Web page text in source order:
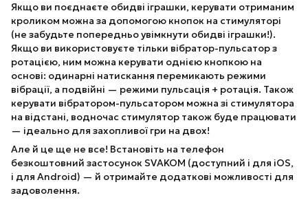
Якщо ви поєднаєте обидві іграшки, керувати отриманим
кроликом можна за допомогою кнопок на стимуляторі
(не забудьте попередньо увімкнути обидві іграшки!).
Якщо ви використовуєте тільки вібратор-пульсатор з
ротацією, ним можна керувати однією кнопкою на
основі: одинарні натискання перемикають режими
вібрації, а подвійні — режими пульсація + ротація. Також
керувати вібратором-пульсатором можна зі стимулятора
на відстані, водночас стимулятор також буде працювати
— ідеально для захопливої гри на двох!
Але й це ще не все! Встановіть на телефон
безкоштовний застосунок SVAKOM (доступний і для iOS,
і для Android) — й отримайте додаткові можливості для
задоволення.